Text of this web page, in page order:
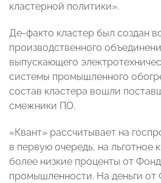
кластерной политики».
Де-факто кластер был создан
производственного
выпускающего
системы промышленного
состав кластера вошли
смежники ПО.
«Квант» рассчитывает на
в первую очередь, на льготное
более низкие проценты от
промышленности. На деньги